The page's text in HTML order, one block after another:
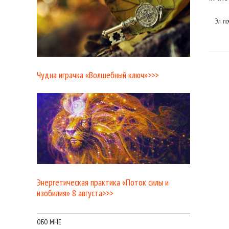
Эл.
Чудна играчка «Волшебный ключ»>>>
Энергетическая практика «Поток силы и
изобилия» 8 августа>>>
ОБО МНЕ